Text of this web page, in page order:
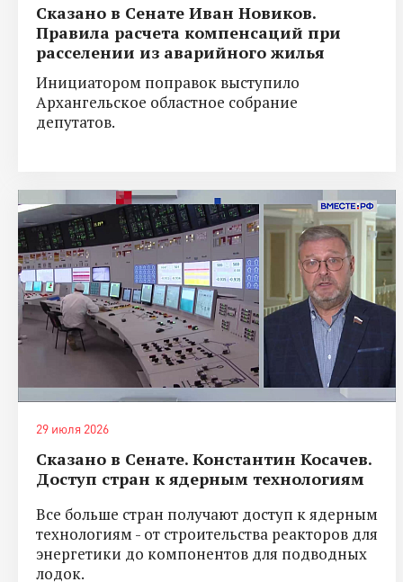
Сказано в Сенате Иван Новиков.
Правила расчета компенсаций при
расселении из аварийного жилья
Инициатором поправок выступило
Архангельское областное собрание
депутатов.
29 июля 2026
Сказано в Сенате. Константин Косачев.
Доступ стран к ядерным технологиям
Все больше стран получают доступ к ядерным
технологиям - от строительства реакторов для
энергетики до компонентов для подводных
лодок.